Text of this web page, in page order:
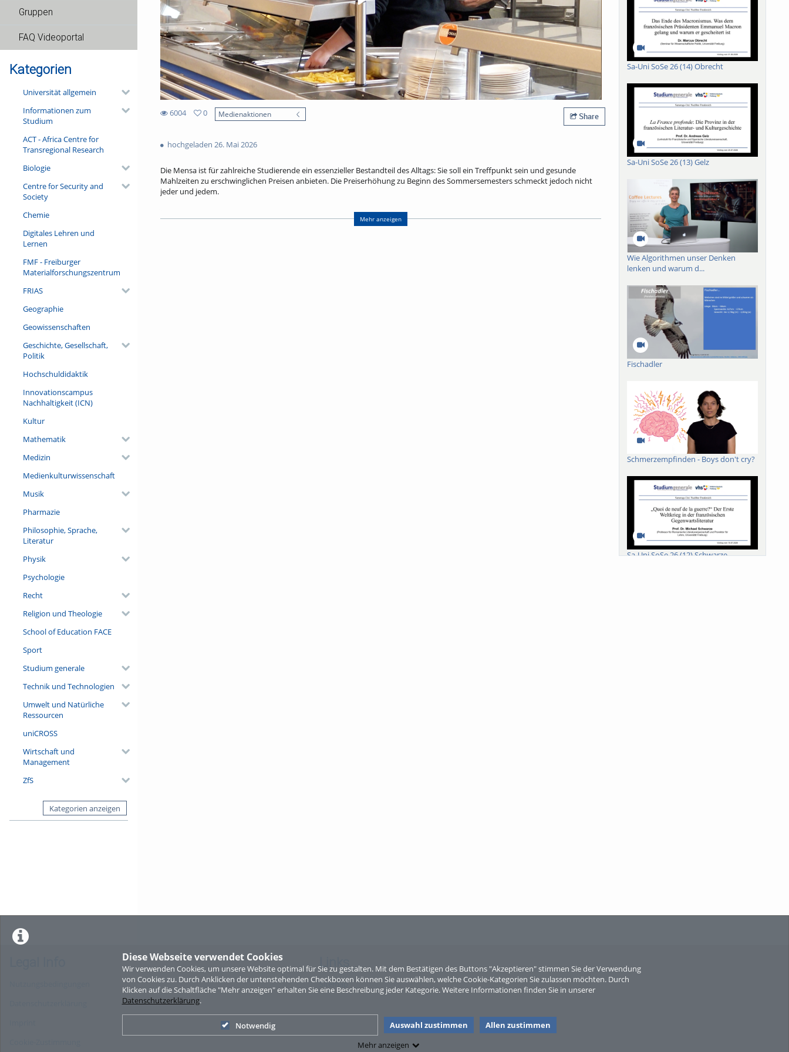
Diese Webseite verwendet Cookies
Wir verwenden Cookies, um unsere Website optimal für Sie zu gestalten. Mit dem Bestätigen des Buttons "Akzeptieren" stimmen Sie der Verwendung
von Cookies zu. Durch Anklicken der untenstehenden Checkboxen können Sie auswählen, welche Cookie-Kategorien Sie zulassen möchten. Durch
Klicken auf die Schaltfläche "Mehr anzeigen" erhalten Sie eine Beschreibung jeder Kategorie. Weitere Informationen finden Sie in unserer
Datenschutzerklärung.
Notwendig Auswahl zustimmen
Allen zustimmen
Mehr anzeigen
Gruppen
FAQ Videoportal
Kategorien
Universität allgemein
Informationen zum
Studium
ACT - Africa Centre for
Transregional Research
Biologie
Centre for Security and
Society
Chemie
Digitales Lehren und
Lernen
FMF - Freiburger
Materialforschungszentrum
FRIAS
Geographie
Geowissenschaften
Geschichte, Gesellschaft,
Politik
Hochschuldidaktik
Innovationscampus
Nachhaltigkeit (ICN)
Kultur
Mathematik
Medizin
Medienkulturwissenschaft
Musik
Pharmazie
Philosophie, Sprache,
Literatur
Physik
Psychologie
Recht
Religion und Theologie
School of Education FACE
Sport
Studium generale
Technik und Technologien
Umwelt und Natürliche
Ressourcen
uniCROSS
Wirtschaft und
Management
ZfS
Kategorien anzeigen
6004
views
0
Medienaktionen Share
hochgeladen 26. Mai 2026
Die Mensa ist für zahlreiche Studierende ein essenzieller Bestandteil des Alltags: Sie soll ein Treffpunkt sein und gesunde
Mahlzeiten zu erschwinglichen Preisen anbieten. Die Preiserhöhung zu Beginn des Sommersemesters schmeckt jedoch nicht
jeder und jedem.
tatsächliche Preis für ein Mensa-Essen bei 8,47 Euro. Etwa die Hälfte wird über Landeszuschüsse und andere Quellen finanziert.
Mehr anzeigen
Sa-Uni SoSe 26 (14) Obrecht
Sa-Uni SoSe 26 (13) Gelz
Wie Algorithmen unser Denken
lenken und warum d...
Fischadler
Schmerzempfinden - Boys don't cry?
Sa-Uni SoSe 26 (12) Schwarze
Sperber
Links
Sitemap